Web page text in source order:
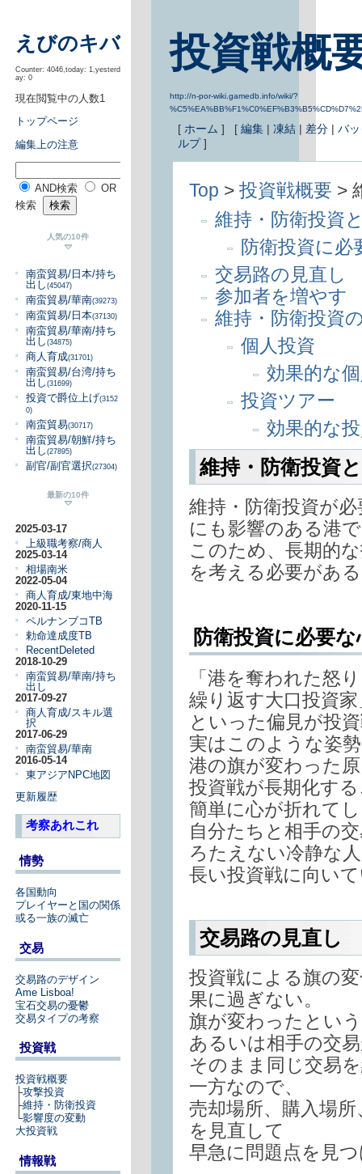
投資戦概
http://n-por-wiki.gamedb.info/wiki/?
[ ホーム ] [ 編集 | 凍結 | 差分 | バ
ルプ]
えびのキバ
Counter: 4046,today: 1,yesterd
ay: 0
現在閲覧中の人数1
トップページ
編集上の注意
AND検索
OR
検索
人気の10件
南蛮貿易/日本/持ち
出し (45047)
南蛮貿易/華南(39273)
南蛮貿易/日本(37130)
南蛮貿易/華南/持ち
出し (34875)
商人育成(31701)
南蛮貿易/台湾/持ち
出し (31699)
投資で爵位上げ(3152
0)
南蛮貿易(30717)
南蛮貿易/朝鮮/持ち
出し (27895)
副官/副官選択(27304)
最新の10件
2025-03-17
上級職考察/商人
2025-03-14
相場南米
2022-05-04
商人育成/東地中海
2020-11-15
ペルナンブコTB
勅命達成度TB
RecentDeleted
2018-10-29
南蛮貿易/華南/持ち
出し
2017-09-27
商人育成/スキル選
択
2017-06-29
南蛮貿易/華南
2016-05-14
東アジアNPC地図
更新履歴
考察あれこれ
情勢
各国動向
プレイヤーと国の関係
或る一族の滅亡
交易
交易路のデザイン
Ame Lisboa!
宝石交易の憂鬱
交易タイプの考察
投資戦
投資戦概要
├攻撃投資
├維持・防衛投資
└影響度の変動
大投資戦
情報戦
Top > 投資戦概要 >
維持・防衛投資
防衛投資に必
交易路の見直し
参加者を増やす
維持・防衛投資
個人投資
効果的な
投資ツアー
効果的な
維持・防衛投資
維持・防衛投資が
にも影響のある港
このため、長期的
を考える必要があ
防衛投資に必要
「港を奪われた怒
繰り返す大口投資家
といった偏見が投
実はこのような姿
港の旗が変わった
投資戦が長期化す
簡単に心が折れて
自分たちと相手の
ろたえない冷静な
長い投資戦に向い
交易路の見直し
投資戦による旗の
果に過ぎない。
旗が変わったとい
あるいは相手の交
そのまま同じ交易
一方なので、
売却場所、購入場
を見直して
早急に問題点を見